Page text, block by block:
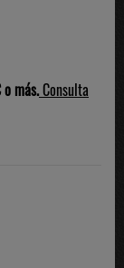
o más.Consulta